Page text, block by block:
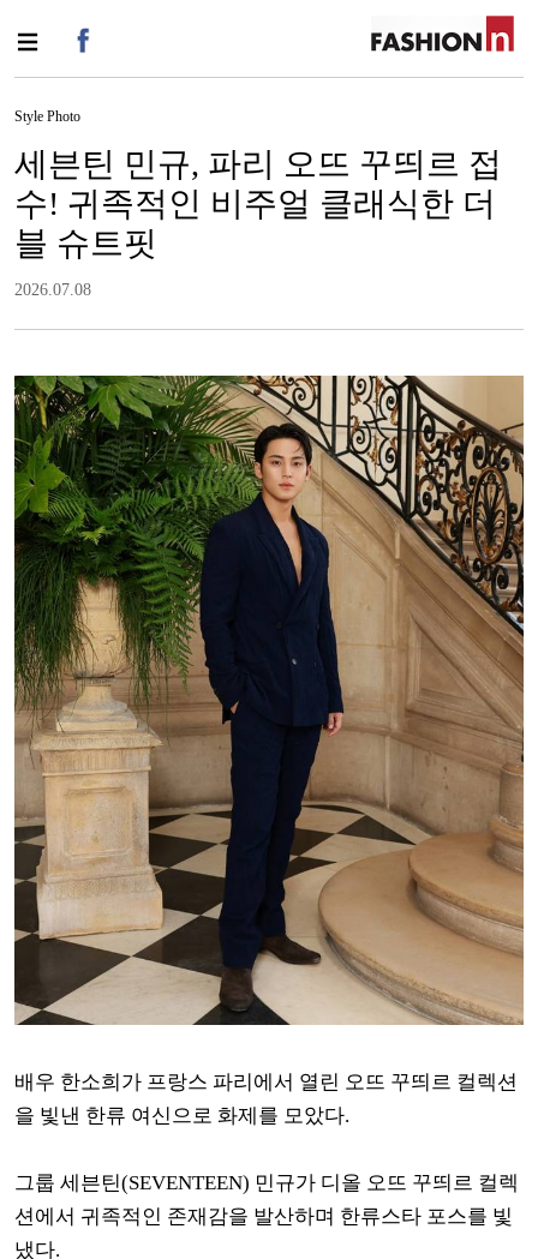
Style Photo
세븐틴 민규, 파리 오뜨 꾸띄르 접
수! 귀족적인 비주얼 클래식한 더
블 슈트핏
2026.07.08
배우 한소희가 프랑스 파리에서 열린 오뜨 꾸띄르 컬렉션
을 빛낸 한류 여신으로 화제를 모았다.
그룹 세븐틴(SEVENTEEN) 민규가 디올 오뜨 꾸띄르 컬렉
션에서 귀족적인 존재감을 발산하며 한류스타 포스를 빛
냈다.